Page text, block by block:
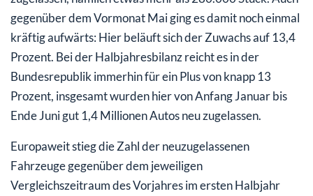
gegenüber dem Vormonat Mai ging es damit noch einmal
kräftig aufwärts: Hier beläuft sich der Zuwachs auf 13,4
Prozent. Bei der Halbjahresbilanz reicht es in der
Bundesrepublik immerhin für ein Plus von knapp 13
Prozent, insgesamt wurden hier von Anfang Januar bis
Ende Juni gut 1,4 Millionen Autos neu zugelassen.
Europaweit stieg die Zahl der neuzugelassenen
Fahrzeuge gegenüber dem jeweiligen
Vergleichszeitraum des Vorjahres im ersten Halbjahr